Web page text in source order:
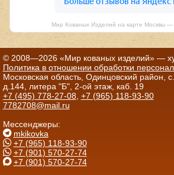
Мир Кованых Изделий на карте Москвы —
© 2008—2026 «Мир кованых изделий» —
Политика в отношении обработки
Московская область, Одинцовский район,
д.144, литера "Б", 2-ой этаж, каб. 19
+7 (495) 778-27-08, +7 (965) 118-93-90
7782708@mail.ru
Мессенджеры:
mkikovka
+7 (965) 118-93-90
+7 (901) 570-27-74
+7 (901) 570-27-74